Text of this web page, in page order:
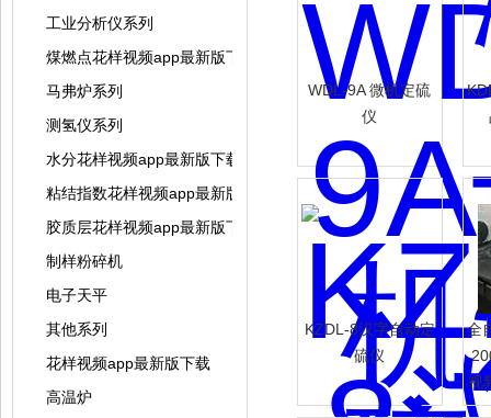
工业分析仪系列
煤燃点花样视频app最新版下载
马弗炉系列
测氢仪系列
水分花样视频app最新版下载系列
粘结指数花样视频app最新版下载系列
胶质层花样视频app最新版下载系列
制样粉碎机
电子天平
其他系列
花样视频app最新版下载
高温炉
WDL-9A 微机定硫
仪
KZDL-8汉字自动定
硫仪
全
视